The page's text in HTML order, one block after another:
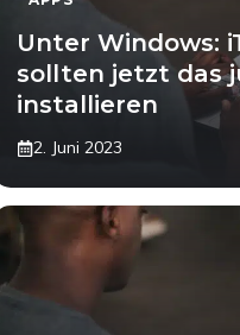
Unter Windows:
sollten jetzt das
installieren
2. Juni 2023